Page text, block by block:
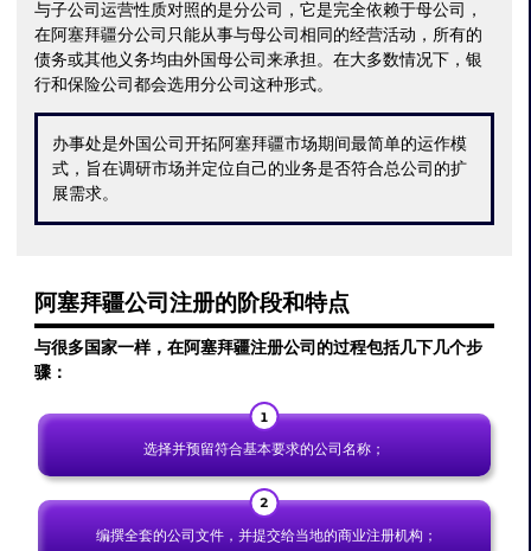
与子公司运营性质对照的是分公司，它是完全依赖于母公司，
在阿塞拜疆分公司只能从事与母公司相同的经营活动，所有的
债务或其他义务均由外国母公司来承担。在大多数情况下，银
行和保险公司都会选用分公司这种形式。
办事处是外国公司开拓阿塞拜疆市场期间最简单的运作模
式，旨在调研市场并定位自己的业务是否符合总公司的扩
展需求。
阿塞拜疆公司注册的阶段和特点
与很多国家一样，在阿塞拜疆注册公司的过程包括几下几个步
骤：
选择并预留符合基本要求的公司名称；
编撰全套的公司文件，并提交给当地的商业注册机构；